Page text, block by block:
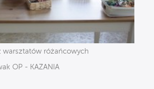
warsztatów różańcowych
OP - KAZANIA